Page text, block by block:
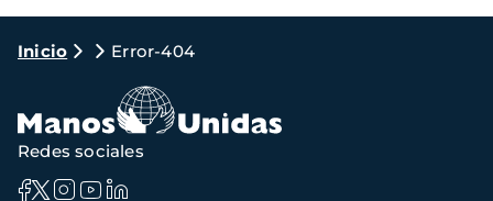
Ruta
navegación
Inicio Error-404
Redes sociales